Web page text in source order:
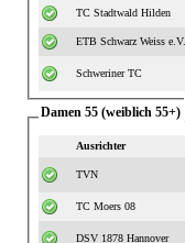
TC Stadtwald Hilden
ETB Schwarz Weiss e.V.
Schweriner TC
Damen 55 (weiblich 55+)
Ausrichter
TVN
TC Moers 08
DSV 1878 Hannover